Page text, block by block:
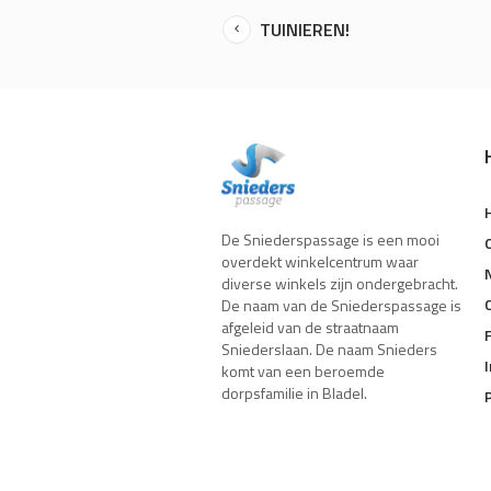
TUINIEREN!
De Sniederspassage is een mooi
overdekt winkelcentrum waar
diverse winkels zijn ondergebracht.
De naam van de Sniederspassage is
afgeleid van de straatnaam
Sniederslaan. De naam Snieders
komt van een beroemde
dorpsfamilie in Bladel.